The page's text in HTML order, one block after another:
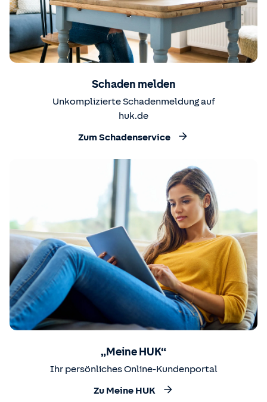
Schaden melden
Unkomplizierte Schadenmeldung auf
huk.de
Zum Schadenservice
„Meine HUK“
Ihr persönliches Online-Kundenportal
Zu Meine HUK